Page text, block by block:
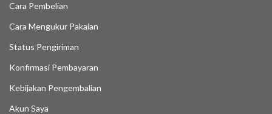
Cara Pembelian
Cara Mengukur Pakaian
Status Pengiriman
Konfirmasi Pembayaran
Kebijakan Pengembalian
Akun Saya